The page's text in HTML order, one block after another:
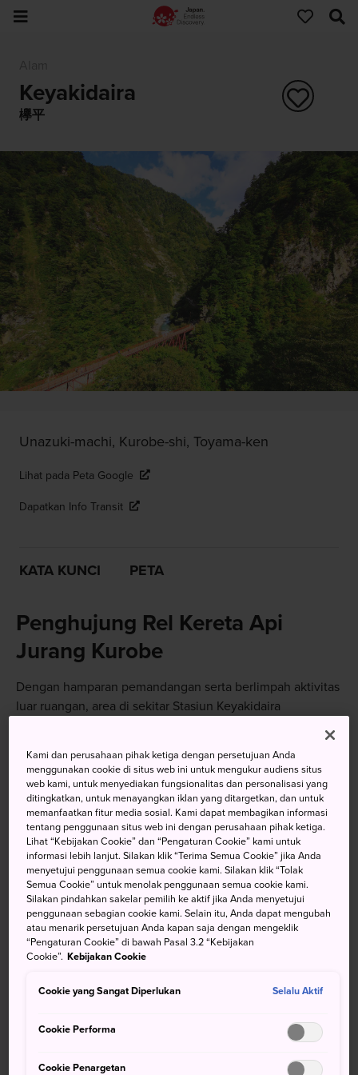
Keyakidaira
欅平
Unazuki-machi, Kurobe-shi, Toyama-ken
Lihat pada Peta Google
Dapatkan Info Transit
KATA KUNCI PETA
Penghujung Rel Kereta Api
Jurang Kurobe
Dengan hamparan pemandangan serta berlimpah aktivitas
luar ruangan, area di sekitar Stasiun Keyakidaira
Rel Kereta Api Jurang
Kurobe
.
Kami dan perusahaan pihak ketiga dengan persetujuan Anda
menggunakan cookie di situs web ini untuk mengukur audiens situs
web kami, untuk menyediakan fungsionalitas dan personalisasi yang
ditingkatkan, untuk menayangkan iklan yang ditargetkan, dan untuk
memanfaatkan fitur media sosial. Kami dapat membagikan informasi
tentang penggunaan situs web ini dengan perusahaan pihak ketiga.
Lihat “Kebijakan Cookie” dan “Pengaturan Cookie” kami untuk
informasi lebih lanjut. Silakan klik “Terima Semua Cookie” jika Anda
menyetujui penggunaan semua cookie kami. Silakan klik “Tolak
Semua Cookie” untuk menolak penggunaan semua cookie kami.
Silakan pindahkan sakelar pemilih ke aktif jika Anda menyetujui
penggunaan sebagian cookie kami. Selain itu, Anda dapat mengubah
atau menarik persetujuan Anda kapan saja dengan mengeklik
“Pengaturan Cookie” di bawah Pasal 3.2 “Kebijakan
Cookie”. Kebijakan Cookie
Cookie yang Sangat Diperlukan Selalu Aktif
Cookie Performa
Cookie Penargetan